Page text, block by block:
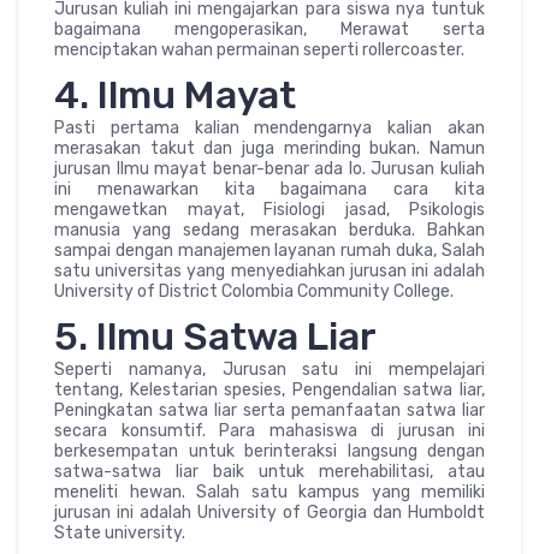
Jurusan kuliah ini mengajarkan para siswa nya tuntuk
bagaimana mengoperasikan, Merawat serta
menciptakan wahan permainan seperti rollercoaster.
4. Ilmu Mayat
Pasti pertama kalian mendengarnya kalian akan
merasakan takut dan juga merinding bukan. Namun
jurusan Ilmu mayat benar-benar ada lo. Jurusan kuliah
ini menawarkan kita bagaimana cara kita
mengawetkan mayat, Fisiologi jasad, Psikologis
manusia yang sedang merasakan berduka. Bahkan
sampai dengan manajemen layanan rumah duka, Salah
satu universitas yang menyediahkan jurusan ini adalah
University of District Colombia Community College.
5. Ilmu Satwa Liar
Seperti namanya, Jurusan satu ini mempelajari
tentang, Kelestarian spesies, Pengendalian satwa liar,
Peningkatan satwa liar serta pemanfaatan satwa liar
secara konsumtif. Para mahasiswa di jurusan ini
berkesempatan untuk berinteraksi langsung dengan
satwa-satwa liar baik untuk merehabilitasi, atau
meneliti hewan. Salah satu kampus yang memiliki
jurusan ini adalah University of Georgia dan Humboldt
State university.